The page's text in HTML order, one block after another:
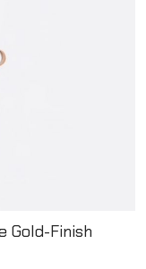
Gold-Finish